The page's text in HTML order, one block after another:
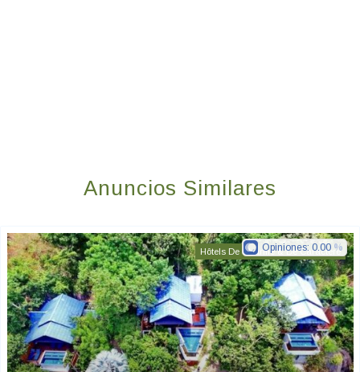
Anuncios Similares
Hôtels De Charme & De Caractère
Opiniones: 0.00